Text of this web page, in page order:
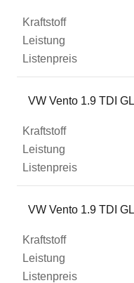
VW Vento 1.9 TDI
VW Vento 1.9 TDI